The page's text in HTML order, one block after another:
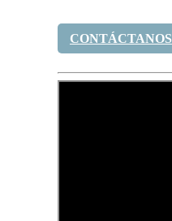
CONTÁCTANOS